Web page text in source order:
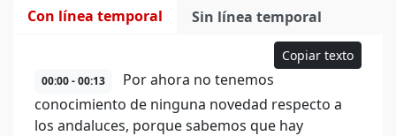
Con línea temporal Sin línea temporal
Copiar texto
00:00 - 00:13
Por ahora no tenemos
conocimiento de ninguna novedad respecto a
los andaluces, porque sabemos que hay